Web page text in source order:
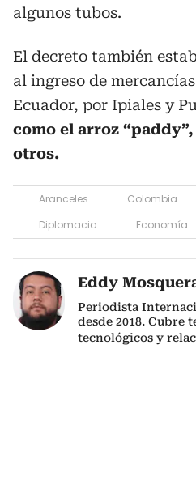
algunos tubos.
El decreto también
al ingreso de
Ecuador, por Ipiales y
como el arroz
otros.
Aranceles Colombia
Diplomacia
Economía
Eddy
Periodista
desde 2018. Cubre
tecnológicos y